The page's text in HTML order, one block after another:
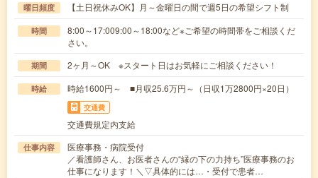
曜日頻度 【土日祝休みOK】月～金曜日の間で週5日の希望シフト制
時間
8:00～17:009:00～18:00など※ご希望の時間帯をご相談くだ
さい。
期間 2ヶ月～OK ※スタート日はお気軽にご相談ください！
時給 時給1600円～ ■月収25.6万円～（日収1万2800円×20日）
交通費
交通費規定内支給
仕事内容
医療事務・病院受付
／看護師さん、お医者さんの“縁の下の力持ち”医療事務のお
仕事になります！＼▽具体的には…・受付で患者…